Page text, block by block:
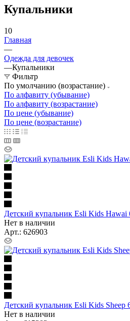
Купальники
10
Главная
—
Одежда для девочек
—Купальники
Фильтр
По умолчанию (возрастание)
По алфавиту (убывание)
По алфавиту (возрастание)
По цене (убывание)
По цене (возрастание)
Детский купальник Esli Kids Hawai
Нет в наличии
Арт.: 626903
Детский купальник Esli Kids Sheep
Нет в наличии